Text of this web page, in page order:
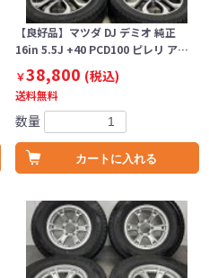
【良好品】マツダ DJ デミオ 純正
16in 5.5J +40 PCD100 ピレリ ア…
￥38,800 (税込)
送料無料
数量
カートに入れる